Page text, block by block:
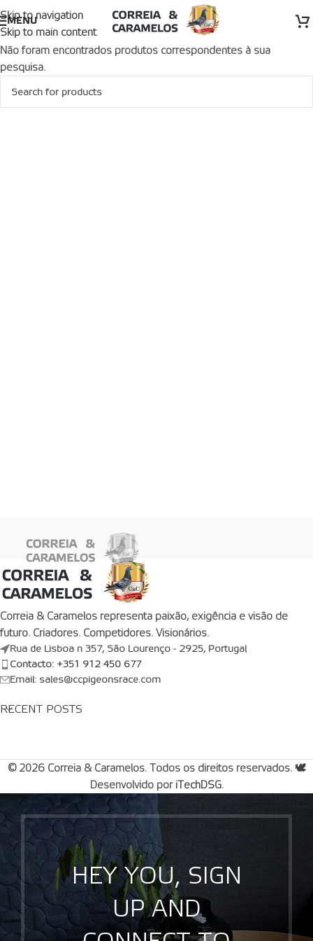
Skip to navigation
Skip to main content
MENU
Não foram encontrados produtos correspondentes à sua
pesquisa.
Correia & Caramelos representa paixão, exigência e visão de
futuro. Criadores. Competidores. Visionários.
Rua de Lisboa n 357, São Lourenço - 2925, Portugal
Contacto: +351 912 450 677
Email: sales@ccpigeonsrace.com
RECENT POSTS
© 2026 Correia & Caramelos. Todos os direitos reservados. 🕊️
Desenvolvido por iTechDSG.
HEY YOU, SIGN
UP AND